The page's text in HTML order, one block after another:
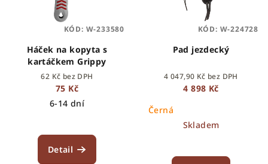
Háček na kopyta s
kartáčkem Grippy
62 Kč bez DPH
75 Kč
6-14 dní
Detail
KÓD: W-233580
Pad jezdecký
4 047,90 Kč bez DPH
4 898 Kč
Černá
Skladem
KÓD: W-224728